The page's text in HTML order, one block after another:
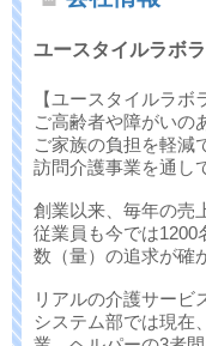
ユースタイルラボ
【ユースタイルラボ
ご高齢者や障がいの
ご家族の負担を軽減
訪問介護事業を通し
創業以来、毎年の売
従業員も今では1200
数（量）の追求が確
リアルの介護サービ
システム部では現在